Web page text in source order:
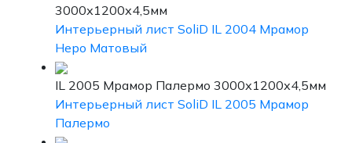
3000х1200х4,5мм
Интерьерный лист SoliD IL 2004 Мрамор
Неро Матовый
IL 2005 Мрамор Палермо 3000х1200х4,5мм
Интерьерный лист SoliD IL 2005 Мрамор
Палермо